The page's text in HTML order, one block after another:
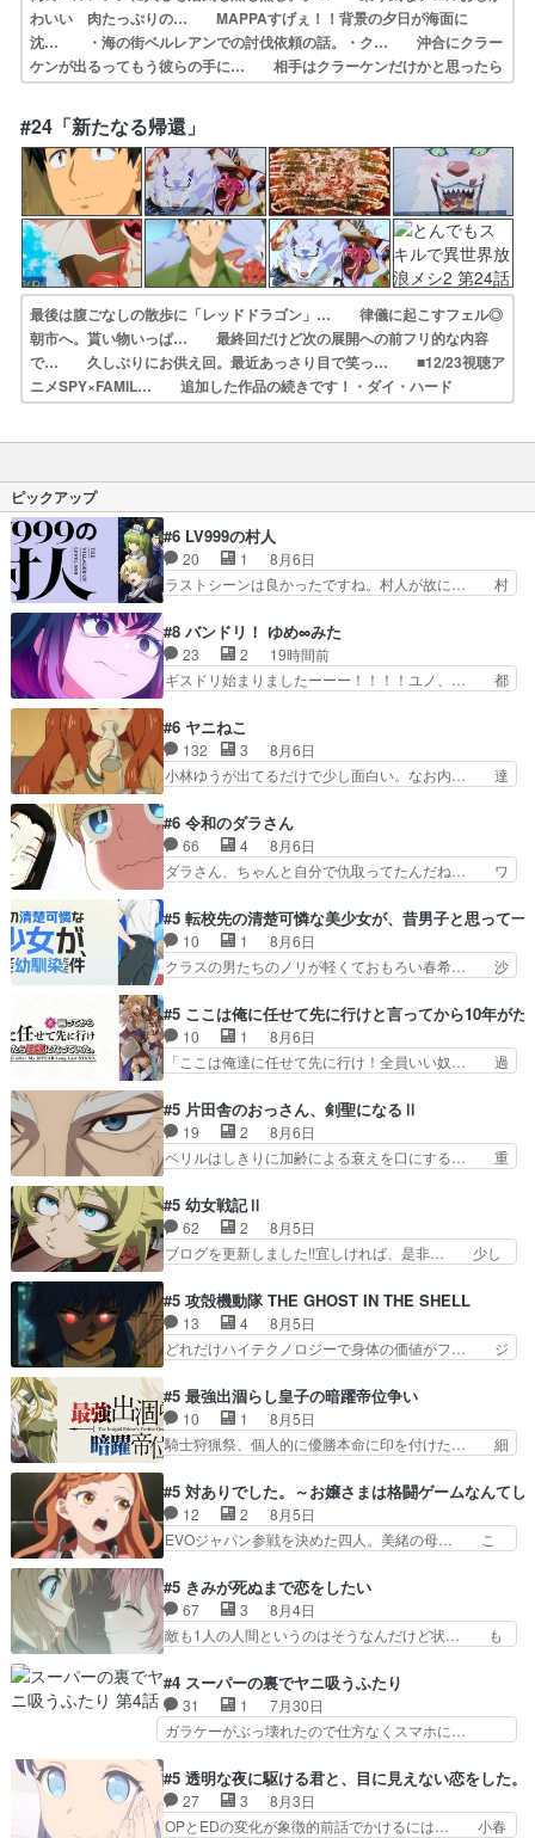
わいい 肉たっぷりの… MAPPAすげぇ！！背景の夕日が海面に
沈… ・海の街ベルレアンでの討伐依頼の話。・ク… 沖合にクラー
ケンが出るってもう彼らの手に… 相手はクラーケンだけかと思ったら
他に大物… クラーケンとシーサーペントが絡み合って登… 最近ハ
ヤシライスの存在を忘れてたのでお正… 今回は討伐依頼クリアーでの
賞金は貰わない… 「そういえばそうだな」「どうやってヤツの…
#24「新たなる帰還」
最後は腹ごなしの散歩に「レッドドラゴン」… 律儀に起こすフェル◎
朝市へ。貰い物いっぱ… 最終回だけど次の展開への前フリ的な内容
で… 久しぶりにお供え回。最近あっさり目で笑っ… ■12/23視聴ア
ニメSPY×FAMIL… 追加した作品の続きです！・ダイ・ハード
／… 相変わらずMAPPAの無駄遣い。せっかく… ・魚介お好み焼
ピックアップ
#6 LV999の村人
20 1
8月6日
ラストシーンは良かったですね。村人が故に… 村
スと10年後に結婚の約束をした鏡ずっ… カジノ
スタッフ募集するも集まらない更に追… 王命でク
ルルの監視をすることになったデビ… 最強の村
人・鏡との出会いで少しは変わった… やはり何か
への恨みは根深そうやね姫を舐… 新キャラが登場
早々変態扱いされてる件。タ… まだまだお元気そ
うなお声で……不意打ち過…
#8 バンドリ！ ゆめ∞みた
23 2
19時間前
ギスドリ始まりましたーーー！！！！ユノ、… 都
復を見守っていかないと、ですね！！み… 開幕聞
き取りスタッフに定治いなかった？ま… ののちゃ
んのお手当てはお節介だったりする… ビオラの立
ち回り害悪すぎるお近づきの印が… ・律っちゃん
一難、律がビオラの呪縛から… 「私はあなたが嫌
いなんです」「バンドやめ… 何が起きているの
か！？次週、みゅーたいぷ…
#6 ヤニねこ
132 3
8月6日
小林ゆうが出てるだけで少し面白い。なお内… 達
マドンってなんなん！？人見知りっぽい… なんな
ら下ネタ0じゃなかったかこんな回が… 他のエピ
ソードに対してマイルドな回だった… 今回はだい
ぶある程度抑えてる？w感じな気… アルねこ、そ
ていたゴキブリ死んでるGP… アルねこ危険です
よね。健康的な面で··江… 酔い潰れ行き着いた江
ノ島で、朝日を眺めな…
#6 令和のダラさん
66 4
8月6日
ダラさん、ちゃんと自分で仇取ってたんだね… ワ
ットに憧れてビーム撃ちたいと…そうい… 余りに
も凄惨なダラさんの過去ダラさんの６… 過去編は
これで一区切りかなギャグも面白い… ガンガガン
♪薫がなんかしっかり歌ってロマ… 姉巫女の誤
日頃からガンガン言うてないで… このアニメはど
こに行くのだろう、面白すぎ… 姉のした事はただ
単に一族を絶滅させただけ…
#5 転校先の清楚可憐な美少女が、昔男子と思って一
10 1
8月6日
クラスの男たちのノリが軽くておもろい春希… 沙
もちゃんが透けブラしててびっくりして… レベル
のキャラが登場。相変わらず顔や体の… 隼人が春
希の級友を巻き込んだイジりに動じ… 第５話を
U-NEXTで視聴しました。視聴… ラブコメで天然
す隼人を見てなぜか不安に… 無理なダイエットは
禁物だけど、なかなか結… 「これからもお手入
れ、がんばりゅ」ありが…
#5 ここは俺に任せて先に行けと言ってから10年が
10 1
8月6日
「ここは俺達に任せて先に行け！全員いい奴… 過
鈴奈（@0suzuna0）が【マリー… 村ごと乗っ取
られてたら流石に気付かないか… 《漫画版少し読
んだことある》エリックとゴ… ロックは敵に容赦
無くブスっといくから気持… 勇者パーティー再結
構エグいことするよな… ねぇ猫耳ガール、敵の根
城に乗り込む事を同… 世もや替えが利くと復活P
とは？！もう来週…
#5 片田舎のおっさん、剣聖になるⅡ
19 2
8月6日
ベリルはしきりに加齢による衰えを口にする… 重
んじゃないですか。魔物の群を発見した… アマプ
ラにて視聴終わり！サーベルボア討伐… を言い訳
にしたくないものですねwボア狩り… 先生として
のベリルが好きだけど、今回みた… 4人だけでサ
ーベルボアが暴れてると聞い… ちょっと年齢の事
を言いすぎとゆーか言い訳… ベリルの母もやはり
只者じゃなかったかベリ…
#5 幼女戦記Ⅱ
62 2
8月5日
ブログを更新しました!!宜しければ、是非… 少し
ゥーアの唯一の手駒が強すぎる笑あお… 私にとっ
て完全にご褒美回ゼー様の葉巻シー… やはりター
ニャが後方指揮だと展開に迫力が… “貧乏籤百連
無料ガチャ”100連でも1回… 2期入ってから地味
ばならぬ」って言葉に… ゼートゥーア左遷によっ
て参謀本部の連携が… 緊張感ある戦闘描写とギャ
グ今週の『有能な…
#5 攻殻機動隊 THE GHOST IN THE SHELL
13 4
8月5日
どれだけハイテクノロジーで身体の価値がフ… ジ
コマだいぶ理性持ち始めた。この世界の… 原作読
んだのもう何年も前なのに、覚えてる… コイルの
汚職を突き止めるべくバトーの指導… やまとん1
号はどこの部分で使うのだろう？… 日本とロシア
primevideoで視聴しまし… 前回同様『イノセン
ス』を含む押井・神山版… 第５話「EPISODEラ
ストの母親の気持…
#5 最強出涸らし皇子の暗躍帝位争い
10 1
8月5日
騎士狩猟祭、個人的に優勝本命に印を付けた… 細
ナがチートすぎる笑アルは最初から自分… プラネ
ット・ウィズ展開アツいな「騎士狩猟… 麦茶どこ
ろかタイトル通り麦茶の出涸らしぐ… 第５話を
ABEMAで視聴しました。視聴に… 復讐に燃える
が“萌え”なのでこの娘が皇帝… ウサギ好きそうな
王女殿下がかわいい。幼馴… ついに始まった狩猟
祭。エルナの活躍で上位…
#5 対ありでした。～お嬢さまは格闘ゲームなんてし
12 2
8月5日
EVOジャパン参戦を決めた四人。美緒の母… こ
目は気品溢れてるのに中身は…美緒ママ… テー
マ：格ゲー大会に行くには？感想は、美… 大会を
前に格ゲー熱が高まる一方、百合の本… 東京で開
催される格ゲー大会に参加すること… Japanに向
めに東京へ!/でも観光よ… 旅の支度全部やってく
れる先輩、なんだかん… 第５話をｄアニメストア
で視聴しました。視…
#5 きみが死ぬまで恋をしたい
67 3
8月4日
敵も1人の人間というのはそうなんだけど状… も
を人間に戻して欲しいでも自分達が代わ… ご視聴
ありがとうございました見るたびに切… 誰かと思
ったらちゅー先輩か。しれっと相方… 第５話感
想：コ□した相手にも家族や…､戦… つらい回
ナとミミも可愛かった2人の関係… 確かに相手に
も家族や大切な人はいるけど、… 白シャツが作業
着みたいなもんなんですかね…
#4 スーパーの裏でヤニ吸うふたり
31 1
7月30日
ガラケーがぶっ壊れたので仕方なくスマホに…
はり出オチ感が否めず、エピソードの打率… 田山
さんが佐々木さんに沼っていく…こんな… 佐々木
さん、腕フェチなんですね笑最近まじ… 佐々木が
#5 透明な夜に駆ける君と、目に見えない恋をした。
27 3
8月3日
OPとEDの変化が象徴的前話でかけるには… 小春